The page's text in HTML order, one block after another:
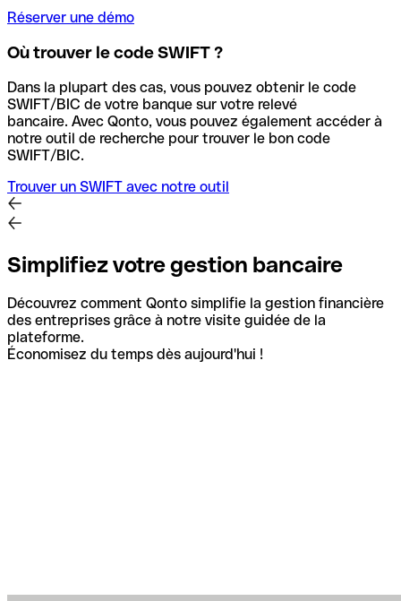
Réserver une démo
Où trouver le code SWIFT ?
Dans la plupart des cas, vous pouvez obtenir le code
SWIFT/BIC de votre banque sur votre relevé
bancaire. Avec Qonto, vous pouvez également accéder à
notre outil de recherche pour trouver le bon code
SWIFT/BIC.
Trouver un SWIFT avec notre outil
Simplifiez votre gestion bancaire
Découvrez comment Qonto simplifie la gestion financière
des entreprises grâce à notre visite guidée de la
plateforme.
Économisez du temps dès aujourd'hui !